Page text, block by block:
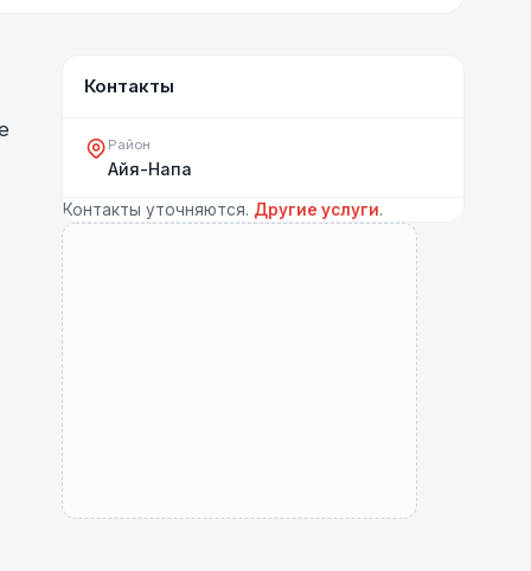
Контакты
Район
Айя-Напа
Контакты уточняются. Другие услуги